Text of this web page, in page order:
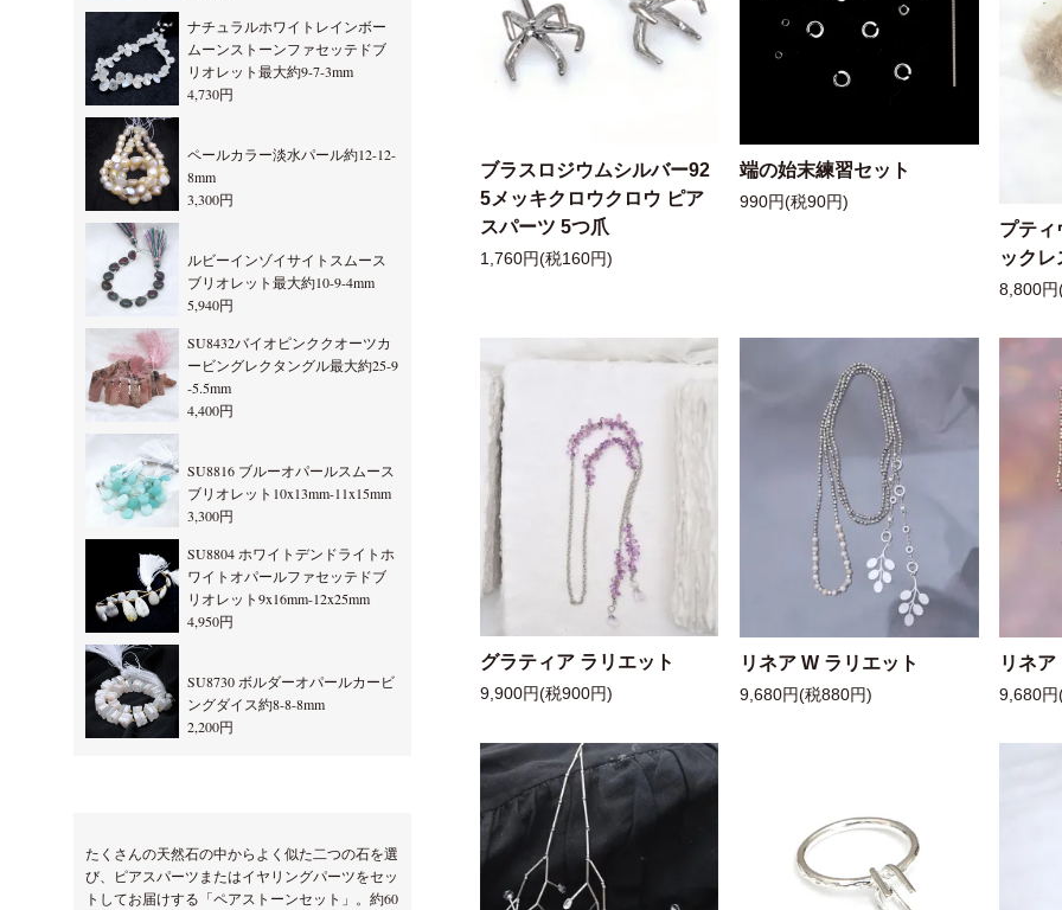
ブラスロジウムシルバー92
5メッキクロウクロウ ピア
スパーツ 5つ爪
1,760円(税160円)
端の始末練習セット
990円(税90円)
プティ
ックレ
8,800
グラティア ラリエット
9,900円(税900円)
リネア W ラリエット
9,680円(税880円)
リネ
9,680
ナチュラルホワイトレインボー
ムーンストーンファセッテドブ
リオレット最大約9-7-3mm
4,730円
ペールカラー淡水パール約12-12-
8mm
3,300円
ルビーインゾイサイトスムース
ブリオレット最大約10-9-4mm
5,940円
SU8432バイオピンククオーツカ
ービングレクタングル最大約25-9
-5.5mm
4,400円
SU8816 ブルーオパールスムース
ブリオレット10x13mm-11x15mm
3,300円
SU8804 ホワイトデンドライトホ
ワイトオパールファセッテドブ
リオレット9x16mm-12x25mm
4,950円
SU8730 ボルダーオパールカービ
ングダイス約8-8-8mm
2,200円
たくさんの天然石の中からよく似た二つの石を選
び、ピアスパーツまたはイヤリングパーツをセッ
トしてお届けする「ペアストーンセット」。約60